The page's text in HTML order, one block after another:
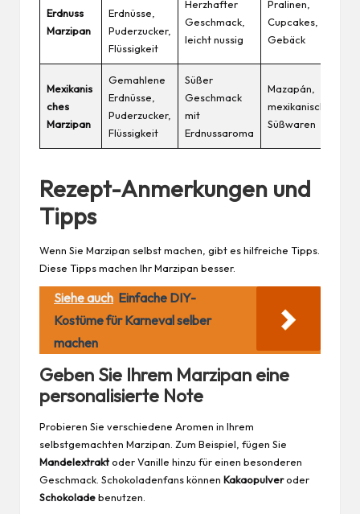
Erdnuss
Marzipan
Erdnüsse,
Puderzucker,
Flüssigkeit
Herzhafter
Geschmack,
leicht nussig
Pralinen,
Cupcakes,
Gebäck
Mexikanis
ches
Marzipan
Gemahlene
Erdnüsse,
Puderzucker,
Flüssigkeit
Süßer
Geschmack
mit
Erdnussaroma
Mazapán,
mexikanische
Süßwaren
Rezept-Anmerkungen und
Tipps
Wenn Sie Marzipan selbst machen, gibt es hilfreiche Tipps.
Diese Tipps machen Ihr Marzipan besser.
Siehe auch Einfache DIY-
Kostüme für Karneval selber
machen
Geben Sie Ihrem Marzipan eine
personalisierte Note
Probieren Sie verschiedene Aromen in Ihrem
selbstgemachten Marzipan. Zum Beispiel, fügen Sie
Mandelextraktoder Vanille hinzu für einen besonderen
Geschmack. Schokoladenfans können Kakaopulveroder
Schokoladebenutzen.